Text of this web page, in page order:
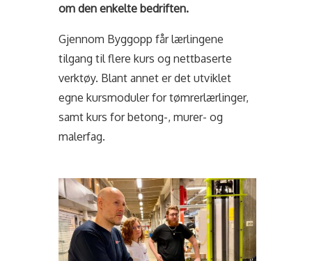
om den enkelte bedriften.
Gjennom Byggopp får lærlingene
tilgang til flere kurs og nettbaserte
verktøy. Blant annet er det utviklet
egne kursmoduler for tømrerlærlinger,
samt kurs for betong-, murer- og
malerfag.